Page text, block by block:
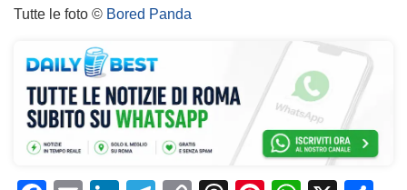
Tutte le foto © Bored Panda